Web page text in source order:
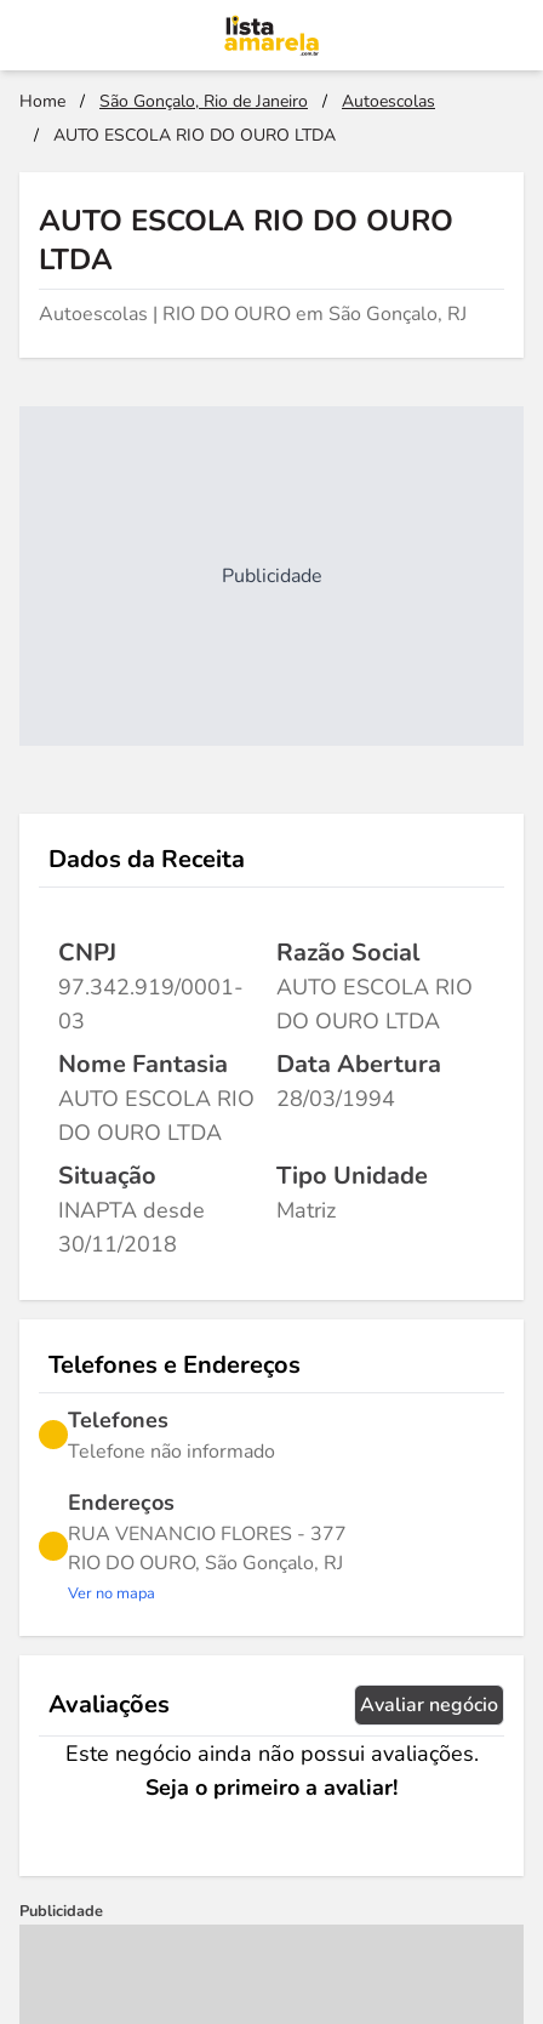
Home / São Gonçalo, Rio de Janeiro /
Autoescolas
/
AUTO ESCOLA RIO DO OURO LTDA
AUTO ESCOLA RIO DO OURO
LTDA
Autoescolas | RIO DO OURO em São Gonçalo, RJ
Publicidade
Dados da Receita
CNPJ
97.342.919/0001-
03
Razão Social
AUTO ESCOLA RIO
DO OURO LTDA
Nome Fantasia
AUTO ESCOLA RIO
DO OURO LTDA
Data Abertura
28/03/1994
Situação
INAPTA desde
30/11/2018
Tipo Unidade
Matriz
Telefones e Endereços
Telefones
Telefone não informado
Endereços
RUA VENANCIO FLORES - 377
RIO DO OURO, São Gonçalo, RJ
Ver no mapa
Avaliações Avaliar negócio
Este negócio ainda não possui avaliações.
Seja o primeiro a avaliar!
Publicidade